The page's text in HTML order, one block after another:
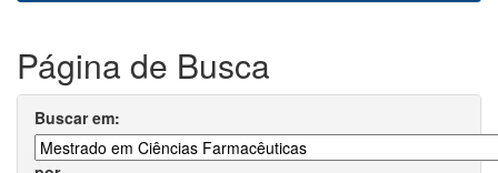
Página de Busca
Buscar em: